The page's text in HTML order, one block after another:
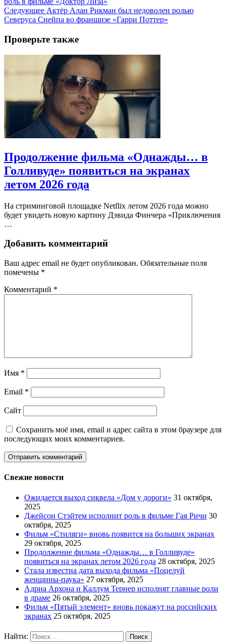
Следующее Актёр Алан Рикман был недоволен ролью
Северуса Снейпа во франшизе «Гарри Поттер»
Проверьте также
Продолжение фильма «Однажды… в
Голливуде» появиться на экранах
летом 2026 года
На стриминговой площадке Netflix летом 2026 года можно
будет увидеть новую картину Дэвида Финчера «Приключения
…
Добавить комментарий
Ваш адрес email не будет опубликован. Обязательные поля
помечены *
Комментарий *
Имя *
Email *
Сайт
Сохранить моё имя, email и адрес сайта в этом браузере для
последующих моих комментариев.
Свежие новости
Ожидается выход сиквела «Дом у дороги» 31 октября,
2025
Джейсон Стэйтем исполнит роль в фильме Гая Ричи 30
октября, 2025
Фильм «Стиляги» вновь появится на больших экранах
29 октября, 2025
Продолжение фильма «Однажды… в Голливуде»
появиться на экранах летом 2026 года 28 октября, 2025
Стала известна дата выхода фильма «Поцелуй
женщины-паука» 27 октября, 2025
Адриа Архона и Каллум Тернер исполнят главные роли
в драме 26 октября, 2025
Фильм «Пятый элемент» вновь покажут на российских
экранах 25 октября, 2025
Найти: